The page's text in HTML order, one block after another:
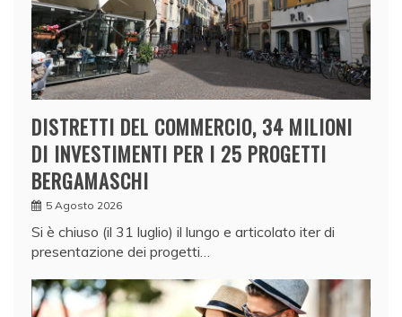
DISTRETTI DEL COMMERCIO, 34 MILIONI
DI INVESTIMENTI PER I 25 PROGETTI
BERGAMASCHI
5 Agosto 2026
Si è chiuso (il 31 luglio) il lungo e articolato iter di
presentazione dei progetti…